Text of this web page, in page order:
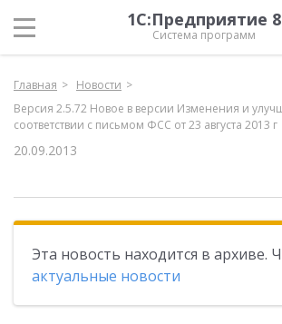
1С:Предприятие 8
Система программ
Главная
Новости
Версия 2.5.72 Новое в версии Изменения и
соответствии с письмом ФСС от 23 августа 2013 г
20.09.2013
Эта новость находится в архиве.
актуальные новости